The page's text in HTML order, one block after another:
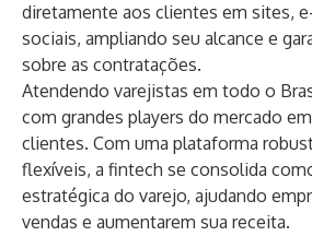
diretamente aos clientes em sites,
sociais, ampliando seu alcance e
sobre as contratações.
Atendendo varejistas em todo o
com grandes players do mercado
clientes. Com uma plataforma
flexíveis, a fintech se consolida
estratégica do varejo, ajudando
vendas e aumentarem sua receita.